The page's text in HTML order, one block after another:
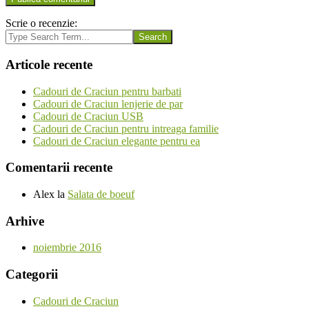
Scrie o recenzie:
Search
Articole recente
Cadouri de Craciun pentru barbati
Cadouri de Craciun lenjerie de par
Cadouri de Craciun USB
Cadouri de Craciun pentru intreaga familie
Cadouri de Craciun elegante pentru ea
Comentarii recente
Alex la Salata de boeuf
Arhive
noiembrie 2016
Categorii
Cadouri de Craciun